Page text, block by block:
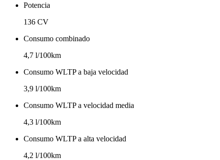
Potencia
136 CV
Consumo combinado
4,7 l/100km
Consumo WLTP a baja velocidad
3,9 l/100km
Consumo WLTP a velocidad media
4,3 l/100km
Consumo WLTP a alta velocidad
4,2 l/100km